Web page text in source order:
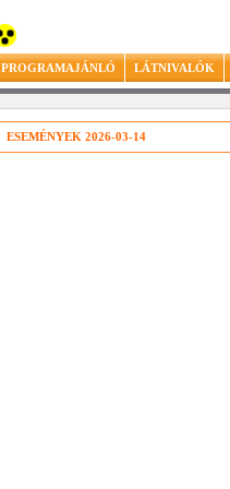
PROGRAMAJÁNLÓ LÁTNIVALÓK
ESEMÉNYEK 2026-03-14